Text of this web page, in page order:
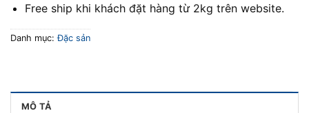
Free ship khi khách đặt hàng từ 2kg trên website.
Danh mục:Đặc sản
MÔ TẢ